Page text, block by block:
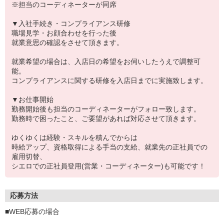
※担当のコーディネーターが同席
▼入社手続き・コンプライアンス研修
職場見学・お顔合わせを行った後
就業意思の確認をさせて頂きます。
就業希望の場合は、入店日の希望をお伺いしたうえで調整可
能。
コンプライアンスに関する研修を入店日までに実施致します。
▼お仕事開始
勤務開始後も担当のコーディネーターがフォロー致します。
勤務時で困ったこと、ご要望があれば対応させて頂きます。
ゆくゆくは経験・スキルを積んでからは
時給アップ、資格取得による手当の支給、就業先の正社員での
雇用切替、
シエロでの正社員登用(営業・コーディネーター)も可能です！
応募方法
■WEB応募の場合